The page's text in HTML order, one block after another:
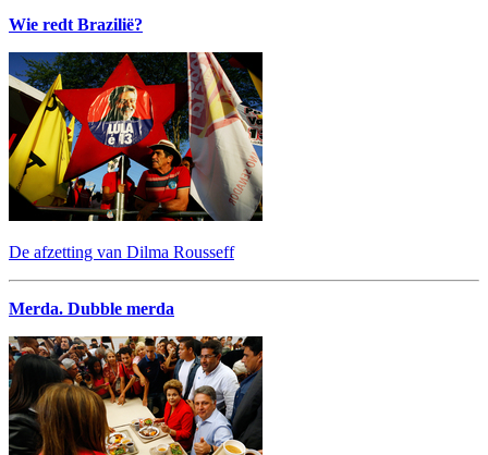
Wie redt Brazilië?
De afzetting van Dilma Rousseff
Merda. Dubble merda